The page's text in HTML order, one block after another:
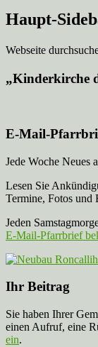
Haupt-
Webseite
„Kinderkirche
E-Mail-
Jede Woche Neues
Lesen Sie
Termine, Fotos und
Jeden
E-Mail-Pfarrbrief
Ihr Beitrag
Sie haben Ihrer
einen Aufruf, eine
ein.